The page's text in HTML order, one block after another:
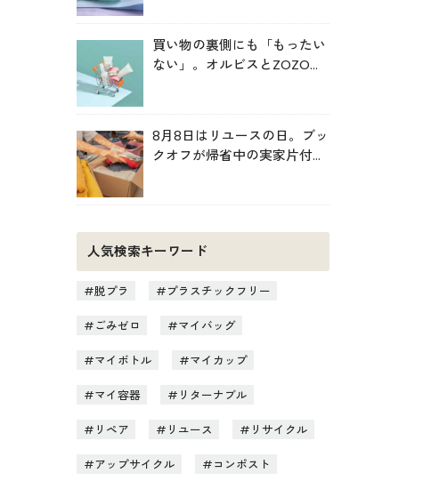
買い物の裏側にも「もったい
ない」。オルビスとZOZOが
8月8日はリユースの日。ブッ
クオフが帰省中の実家片付け
人気検索キーワード
脱プラ プラスチックフリー
ごみゼロ マイバッグ
マイボトル マイカップ
マイ容器 リターナブル
リペア リユース リサイクル
アップサイクル コンポスト